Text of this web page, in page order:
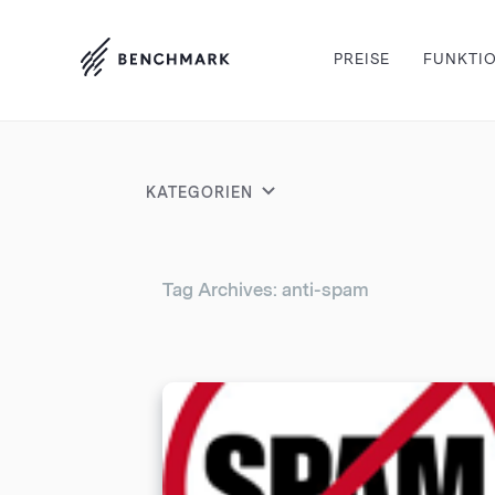
PREISE
KATEGORIEN
Tag Archives: anti-spam